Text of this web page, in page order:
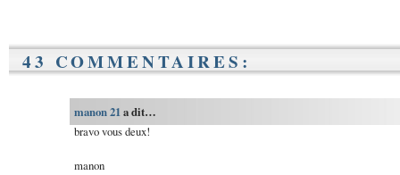
43 COMMENTAIRES:
manon 21a dit…
bravo vous deux!
manon